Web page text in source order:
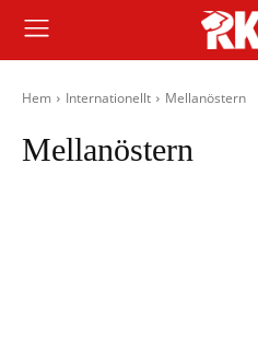
Hem Internationellt Mellanöstern
Mellanöstern